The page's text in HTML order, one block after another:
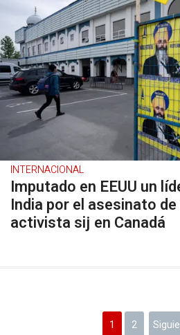
INTERNACIONAL
Imputado en EEUU un
India por el asesinato
activista sij en Canadá
1 2